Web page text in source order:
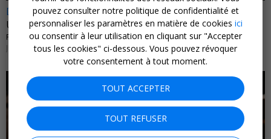
Dès 259€
Un écrin sur la baie d'Ajaccio, vols inclus
PERFECT ESCAPES • CORSE DU SUD
JUSQU'EN OCTOBRE 2026
←
pouvez consulter notre politique de confidentialité et
personnaliser les paramètres en matière de cookies ici
ou consentir à leur utilisation en cliquant sur "Accepter
tous les cookies" ci-dessous. Vous pouvez révoquer
votre consentement à tout moment.
TOUT ACCEPTER
TOUT REFUSER